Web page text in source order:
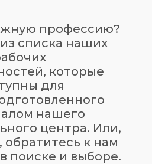
профессию?
списка наших
которые
для
нашего
центра. Или,
обратитесь к нам
поиске и выборе.